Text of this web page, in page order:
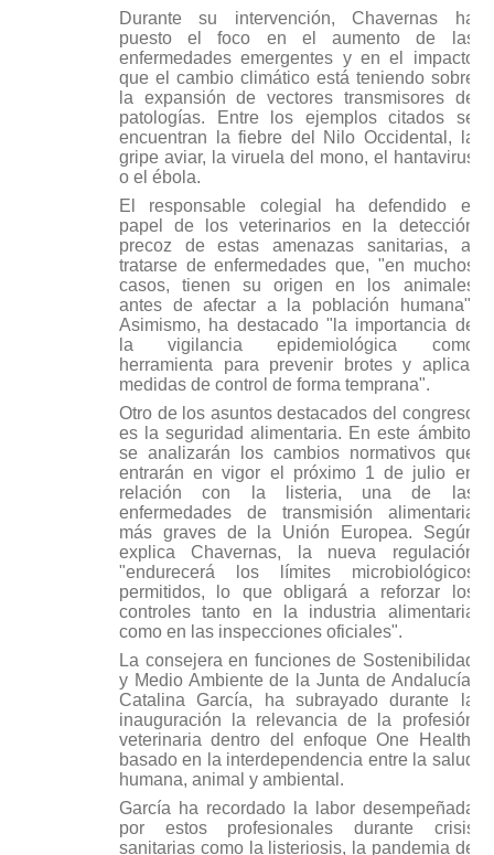
Durante su intervención, Chavernas ha
puesto el foco en el aumento de las
enfermedades emergentes y en el impacto
que el cambio climático está teniendo sobre
la expansión de vectores transmisores de
patologías. Entre los ejemplos citados se
encuentran la fiebre del Nilo Occidental, la
gripe aviar, la viruela del mono, el hantavirus
o el ébola.
El responsable colegial ha defendido el
papel de los veterinarios en la detección
precoz de estas amenazas sanitarias, al
tratarse de enfermedades que, "en muchos
casos, tienen su origen en los animales
antes de afectar a la población humana".
Asimismo, ha destacado "la importancia de
la vigilancia epidemiológica como
herramienta para prevenir brotes y aplicar
medidas de control de forma temprana".
Otro de los asuntos destacados del congreso
es la seguridad alimentaria. En este ámbito,
se analizarán los cambios normativos que
entrarán en vigor el próximo 1 de julio en
relación con la listeria, una de las
enfermedades de transmisión alimentaria
más graves de la Unión Europea. Según
explica Chavernas, la nueva regulación
"endurecerá los límites microbiológicos
permitidos, lo que obligará a reforzar los
controles tanto en la industria alimentaria
como en las inspecciones oficiales".
La consejera en funciones de Sostenibilidad
y Medio Ambiente de la Junta de Andalucía,
Catalina García, ha subrayado durante la
inauguración la relevancia de la profesión
veterinaria dentro del enfoque One Health,
basado en la interdependencia entre la salud
humana, animal y ambiental.
García ha recordado la labor desempeñada
por estos profesionales durante crisis
sanitarias como la listeriosis, la pandemia de